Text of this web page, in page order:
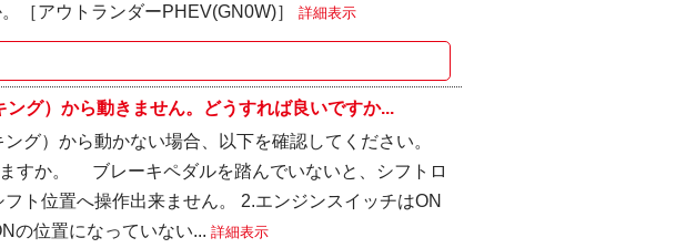
［アウトランダーPHEV(GN0W)］ 詳細表示
グ）から動きません。どうすれば良いですか...
グ）から動かない場合、以下を確認してください。
すか。 ブレーキペダルを踏んでいないと、シフトロ
ト位置へ操作出来ません。 2.エンジンスイッチはON
位置になっていない... 詳細表示